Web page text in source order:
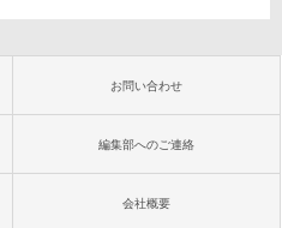
お問い合わせ
編集部へのご連絡
会社概要